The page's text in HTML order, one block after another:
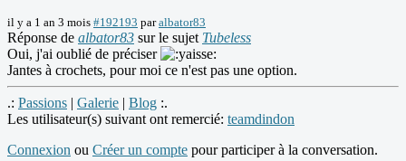
il y a 1 an 3 mois #192193 paralbator83
Réponse de albator83 sur le sujet Tubeless
Oui, j'ai oublié de préciser
Jantes à crochets, pour moi ce n'est pas une option.
.: Passions | Galerie | Blog :.
Les utilisateur(s) suivant ont remercié: teamdindon
Connexion ou Créer un compte pour participer à la conversation.